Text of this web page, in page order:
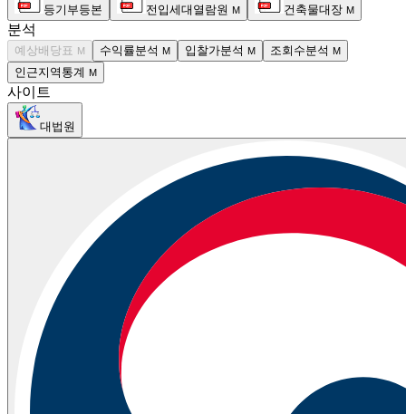
등기부등본 전입세대열람원 M 건축물대장 M
분석
예상배당표 M 수익률분석 M 입찰가분석 M 조회수분석 M
인근지역통계 M
사이트
대법원